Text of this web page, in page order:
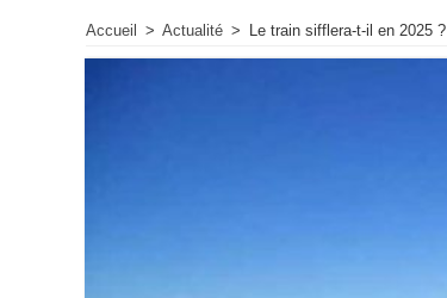
Accueil > Actualité > Le train sifflera-t-il en 2025 ?